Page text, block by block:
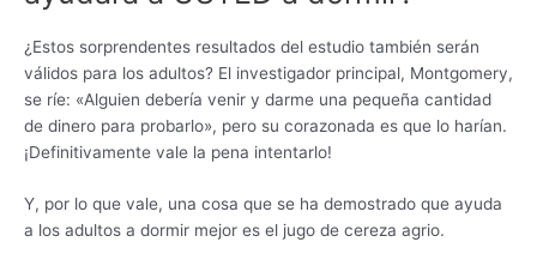
¿Estos sorprendentes resultados del estudio también serán
válidos para los adultos? El investigador principal, Montgomery,
se ríe: «Alguien debería venir y darme una pequeña cantidad
de dinero para probarlo», pero su corazonada es que lo harían.
¡Definitivamente vale la pena intentarlo!
Y, por lo que vale, una cosa que se ha demostrado que ayuda
a los adultos a dormir mejor es el jugo de cereza agrio.